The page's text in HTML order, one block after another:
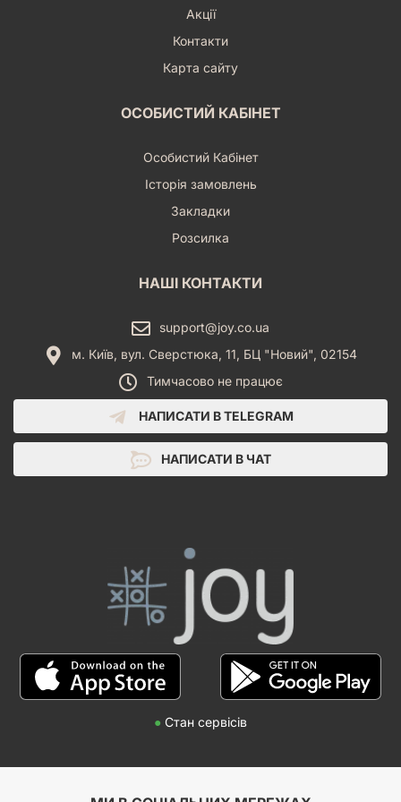
Акції
Контакти
Карта сайту
ОСОБИСТИЙ КАБІНЕТ
Особистий Кабінет
Історія замовлень
Закладки
Розсилка
НАШІ КОНТАКТИ
support@joy.co.ua
м. Київ, вул. Сверстюка, 11, БЦ "Новий", 02154
Тимчасово не працює
НАПИСАТИ В TELEGRAM
НАПИСАТИ В ЧАТ
● Стан сервісів